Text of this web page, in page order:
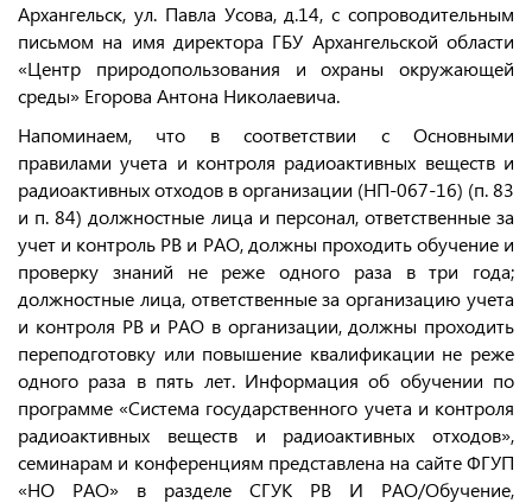
Архангельск, ул. Павла Усова, д.14, с сопроводительным
письмом на имя директора ГБУ Архангельской области
«Центр природопользования и охраны окружающей
среды» Егорова Антона Николаевича.
Напоминаем, что в соответствии с Основными
правилами учета и контроля радиоактивных веществ и
радиоактивных отходов в организации (НП-067-16) (п. 83
и п. 84) должностные лица и персонал, ответственные за
учет и контроль РВ и РАО, должны проходить обучение и
проверку знаний не реже одного раза в три года;
должностные лица, ответственные за организацию учета
и контроля РВ и РАО в организации, должны проходить
переподготовку или повышение квалификации не реже
одного раза в пять лет. Информация об обучении по
программе «Система государственного учета и контроля
радиоактивных веществ и радиоактивных отходов»,
семинарам и конференциям представлена на сайте ФГУП
«НО РАО» в разделе СГУК РВ И РАО/Обучение,